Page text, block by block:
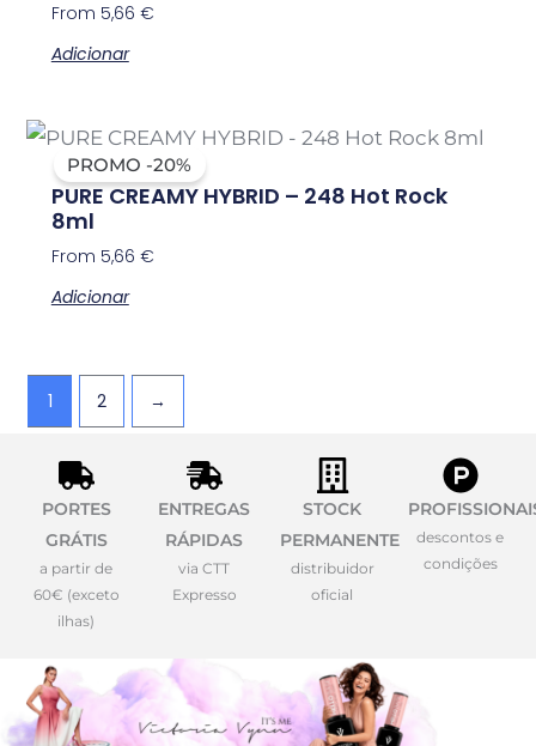
From 5,66 €
Adicionar
PROMO -20%
PURE CREAMY HYBRID – 248 Hot Rock
8ml
From 5,66 €
Adicionar
1 2 →
PORTES
GRÁTIS
a partir de
60€ (exceto
ilhas)
ENTREGAS
RÁPIDAS
via CTT
Expresso
STOCK
PERMANENTE
distribuidor
oficial
descontos e
condições